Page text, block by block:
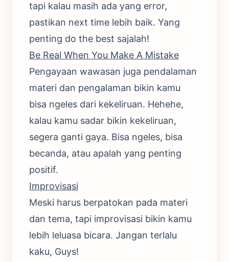
tapi kalau masih ada yang error,
pastikan next time lebih baik. Yang
penting do the best sajalah!
Be Real When You Make A Mistake
Pengayaan wawasan juga pendalaman
materi dan pengalaman bikin kamu
bisa ngeles dari kekeliruan. Hehehe,
kalau kamu sadar bikin kekeliruan,
segera ganti gaya. Bisa ngeles, bisa
becanda, atau apalah yang penting
positif.
Improvisasi
Meski harus berpatokan pada materi
dan tema, tapi improvisasi bikin kamu
lebih leluasa bicara. Jangan terlalu
kaku, Guys!